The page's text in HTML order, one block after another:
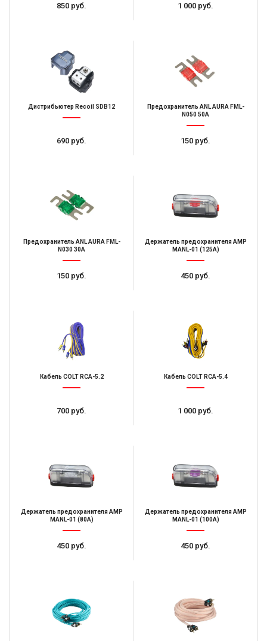
850 руб. 1 000 руб.
Дистрибьютер Recoil SDB12
690 руб.
Предохранитель ANL AURA FML-
N050 50A
150 руб.
Предохранитель ANL AURA FML-
N030 30A
150 руб.
Держатель предохранителя AMP
MANL-01 (125A)
450 руб.
Кабель COLT RCA-5.2
700 руб.
Кабель COLT RCA-5.4
1 000 руб.
Держатель предохранителя AMP
MANL-01 (80A)
450 руб.
Держатель предохранителя AMP
MANL-01 (100A)
450 руб.